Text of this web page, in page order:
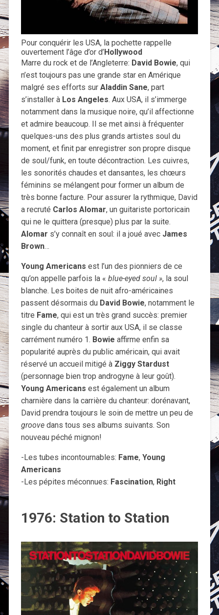
Pour conquérir les USA, la pochette rappelle
ouvertement l’âge d’or d’Hollywood
Marre du rock et de l’Angleterre: David Bowie, qui
n’est toujours pas une grande star en Amérique
malgré ses efforts sur Aladdin Sane, part
s’installer à Los Angeles. Aux USA, il s’immerge
notamment dans la musique noire, qu’il affectionne
et admire beaucoup. Il se met ainsi à fréquenter
quelques-uns des plus grands artistes soul du
moment, et finit par enregistrer son propre disque
de soul/funk, en toute décontraction. Les cuivres,
les sonorités chaudes et dansantes, les chœurs
féminins se mélangent pour former un album de
très bonne facture. Pour assurer la rythmique, David
a recruté Carlos Alomar, un guitariste portoricain
qui ne le quittera (presque) plus par la suite.
Alomar s’y connaît en soul: il a joué avec James
Brown…
Young Americans est l’un des pionniers de ce
qu’on appelle parfois la « blue-eyed soul », la soul
blanche. Les boites de nuit afro-américaines
passent désormais du David Bowie, notamment le
titre Fame, qui est un très grand succès: premier
single du chanteur à sortir aux USA, il se classe
carrément numéro 1. Bowie affirme enfin sa
popularité auprès du public américain, qui avait
réservé un accueil mitigé à Ziggy Stardust
(personnage bien trop androgyne à leur goût).
Young Americans est également un album
charnière dans la carrière du chanteur: dorénavant,
David prendra toujours le soin de mettre un peu de
groovedans tous ses albums suivants. Son
nouveau péché mignon!
-Les tubes incontournables: Fame, Young
Americans
-Les pépites méconnues: Fascination, Right
1976: Station to Station